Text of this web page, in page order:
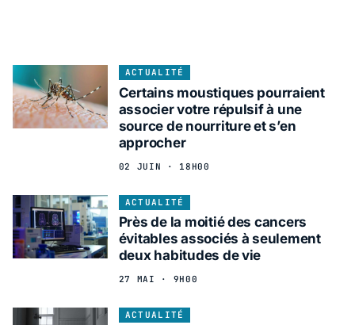
ACTUALITÉ
Certains moustiques pourraient
associer votre répulsif à une
source de nourriture et s’en
approcher
02 JUIN · 18H00
ACTUALITÉ
Près de la moitié des cancers
évitables associés à seulement
deux habitudes de vie
27 MAI · 9H00
ACTUALITÉ